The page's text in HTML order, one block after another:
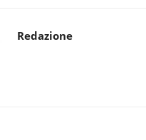
Redazione